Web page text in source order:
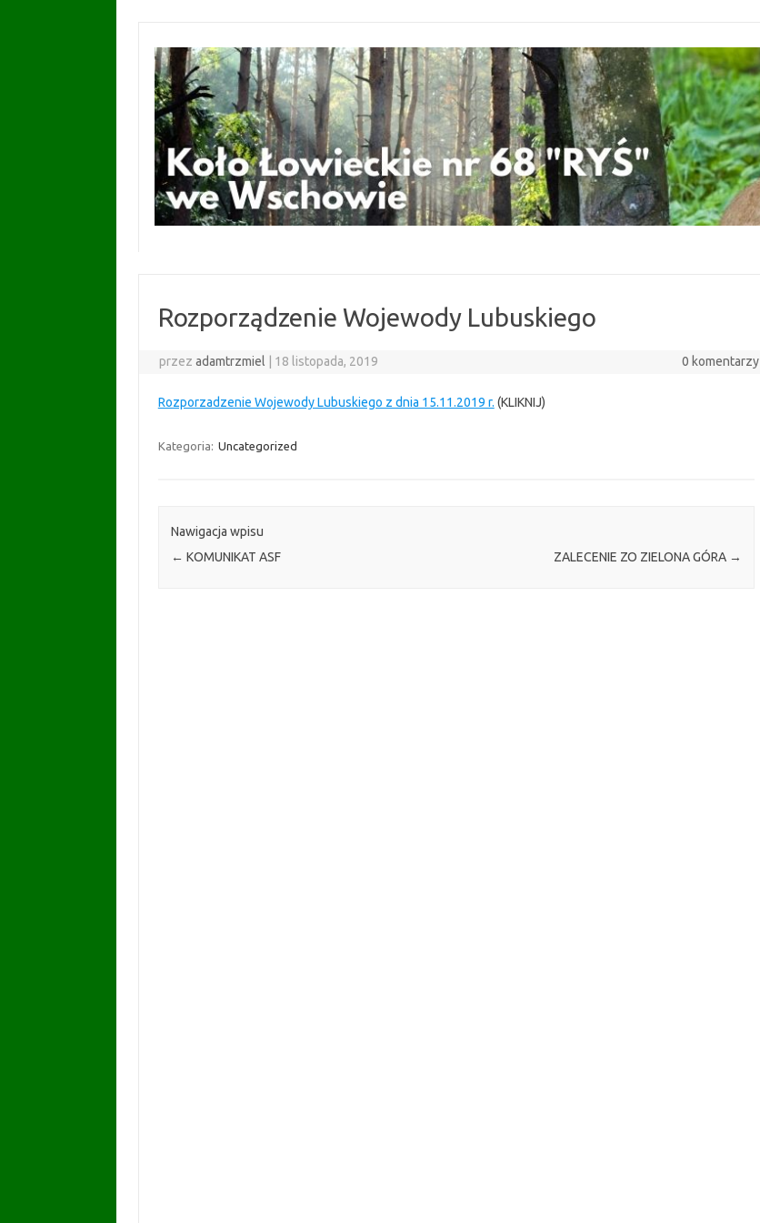
treści
Rozporządzenie Wojewody Lubuskiego
przezadamtrzmiel 18 listopada, 2019 0 komentarzy
Rozporzadzenie Wojewody Lubuskiego z dnia 15.11.2019 r. (KLIKNIJ)
Kategoria: Uncategorized
Nawigacja wpisu
← KOMUNIKAT ASF ZALECENIE ZO ZIELONA GÓRA →